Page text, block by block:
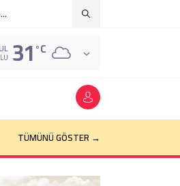
31°C
TÜMÜNÜ GÖSTER →